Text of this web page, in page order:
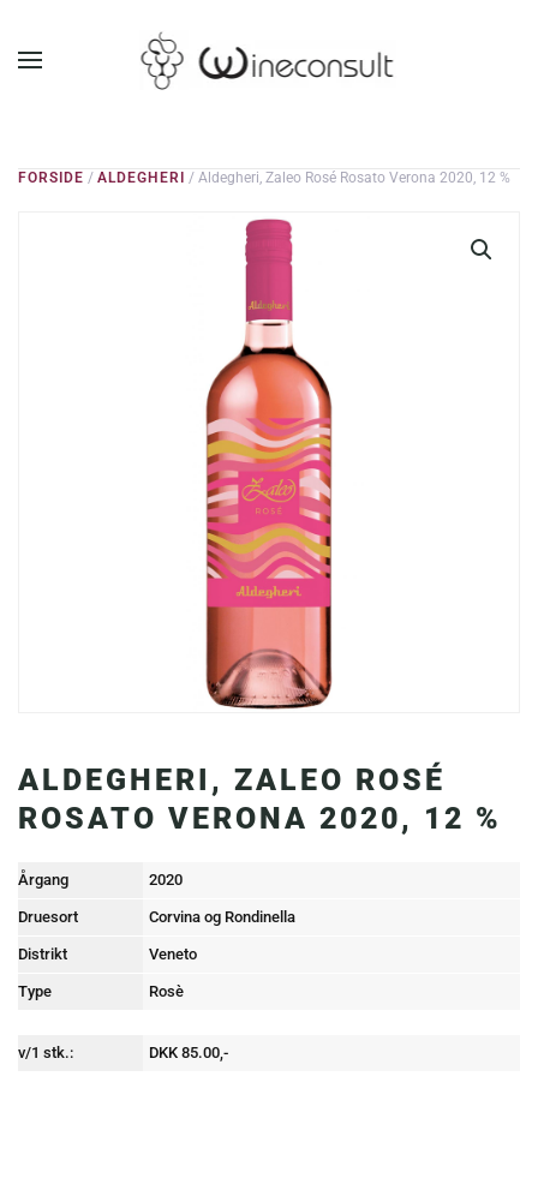
GÅ TIL HOVEDINDHOLD
FORSIDE / ALDEGHERI / Aldegheri, Zaleo Rosé Rosato Verona 2020, 12 %
ALDEGHERI, ZALEO ROSÉ
ROSATO VERONA 2020, 12 %
Årgang 2020
Druesort Corvina og Rondinella
Distrikt Veneto
Type Rosè
v/1 stk.: DKK 85.00,-